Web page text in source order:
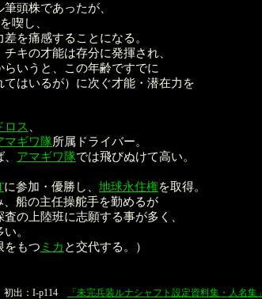
頭株であったが、
喫し、
差を痛感することになる。
チキの才能は存分に発揮され、
いうと、この年齢ですでに
てはいるが）に次ぐ才能・潜在力を
ロス
マギワ隊所属ドライバー。
アマギワ隊では飛びぬけて高い。
に参加・優勝し、 地球永住権を取得。
、船の主任操舵手を勤めるが
の上陸班に志願する事が多く、
。
をもつ ミカ と交代する。）
初出：I-p114 「未完兵装ルナシャフト設定資料集・人名集」